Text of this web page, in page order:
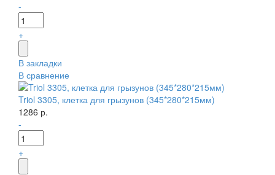
-
+
В закладки
В сравнение
Triol 3305, клетка для грызунов (345*280*215мм)
1286 р.
-
+